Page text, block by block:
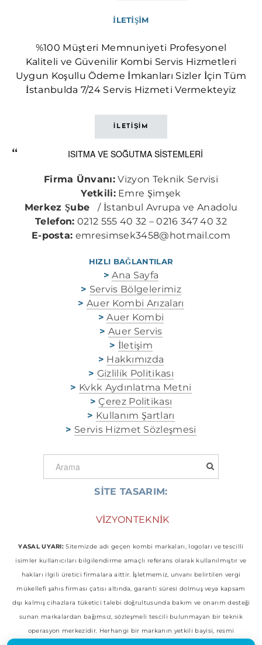
İLETİŞİM
%100 Müşteri Memnuniyeti Profesyonel
Kaliteli ve Güvenilir Kombi Servis Hizmetleri
Uygun Koşullu Ödeme İmkanları Sizler İçin Tüm
İstanbulda 7/24 Servis Hizmeti Vermekteyiz
İLETİŞİM
ISITMA VE SOĞUTMA SİSTEMLERİ
Firma Ünvanı: Vizyon Teknik Servisi
Yetkili:Emre Şimşek
Merkez Şube
/ İstanbul Avrupa ve Anadolu
Telefon: 0212 555 40 32 – 0216 347 40 32
E-posta: emresimsek3458@hotmail.com
HIZLI BAĞLANTILAR
> Ana Sayfa
> Servis Bölgelerimiz
> Auer Kombi Arızaları
> Auer Kombi
> Auer Servis
> İletişim
> Hakkımızda
> Gizlilik Politikası
> Kvkk Aydınlatma Metni
> Çerez Politikası
> Kullanım Şartları
> Servis Hizmet Sözleşmesi
SİTE TASARIM:
VİZYONTEKNİK
YASAL UYARI: Sitemizde adı geçen kombi markaları, logoları ve tescilli
isimler kullanıcıları bilgilendirme amaçlı referans olarak kullanılmıştır ve
hakları ilgili üretici firmalara aittir. İşletmemiz, unvanı belirtilen vergi
mükellefi şahıs firması çatısı altında, garanti süresi dolmuş veya kapsam
dışı kalmış cihazlara tüketici talebi doğrultusunda bakım ve onarım desteği
sunan markalardan bağımsız, sözleşmeli tescili bulunmayan bir teknik
operasyon merkezidir. Herhangi bir markanın yetkili bayisi, resmi